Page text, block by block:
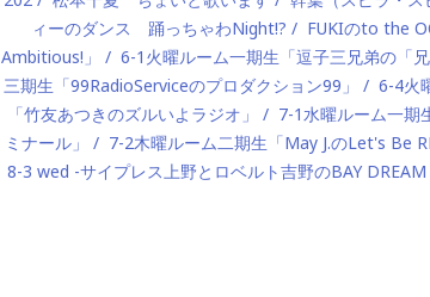
ィーのダンス 踊っちゃわNight!?
FUKIのto the
Ambitious!」
6-1火曜ルーム一期生「逗子三兄弟の「兄
三期生「99RadioServiceのプロダクション99」
6-4火
「竹友あつきのズルいよラジオ」
7-1水曜ルーム一期
ミナール」
7-2木曜ルーム二期生「May J.のLet's Be
8-3 wed -サイプレス上野とロベルト吉野のBAY DREAM